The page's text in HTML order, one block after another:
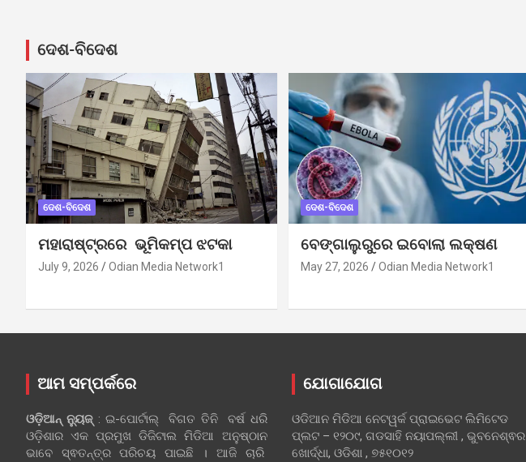
ଦେଶ-ବିଦେଶ
ଦେଶ-ବିଦେଶ
ମହାରାଷ୍ଟ୍ରରେ ଭୂମିକମ୍ପ ଝଟକା
July 9, 2026 Odian Media Network1
ଦେଶ-ବିଦେଶ
ବେଙ୍ଗାଲୁରୁରେ ଇବୋଲା ଲକ୍ଷଣ
May 27, 2026 Odian Media Network1
ଆମ ସମ୍ପର୍କରେ
ଓଡ଼ିଆନ୍‍ ନ୍ୟୁଜ୍‍: ଇ-ପୋର୍ଟାଲ୍ ବିଗତ ତିନି ବର୍ଷ ଧରି
ଓଡ଼ିଶାର ଏକ ପ୍ରମୁଖ ଡିଜିଟାଲ ମିଡିଆ ଅନୁଷ୍ଠାନ
ଭାବେ ସ୍ଵତନ୍ତ୍ର ପରିଚୟ ପାଇଛି । ଆଜି ଚାରି
ଯୋଗାଯୋଗ
ଓଡିଆନ ମିଡିଆ ନେଟୱର୍କ ପ୍ରାଇଭେଟ ଲିମିଟେଡ
ପ୍ଲଟ – ୧୨୦୯, ଗଡସାହି ନୟାପଲ୍ଲୀ , ଭୁବନେଶ୍ଵର
ଖୋର୍ଦ୍ଧା, ଓଡିଶା , ୭୫୧୦୧୨